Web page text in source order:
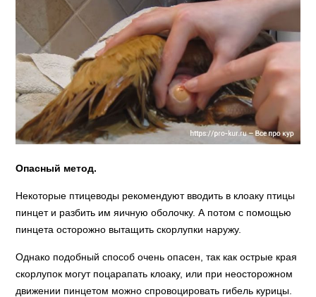
Опасный метод.
Некоторые птицеводы рекомендуют вводить в клоаку птицы
пинцет и разбить им яичную оболочку. А потом с помощью
пинцета осторожно вытащить скорлупки наружу.
Однако подобный способ очень опасен, так как острые края
скорлупок могут поцарапать клоаку, или при неосторожном
движении пинцетом можно спровоцировать гибель курицы.